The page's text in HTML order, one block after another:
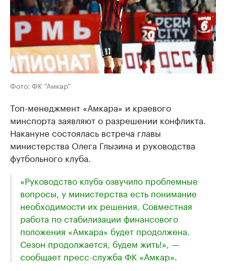
Фото: ФК "Амкар"
Топ-менеджмент «Амкара» и краевого
минспорта заявляют о разрешении конфликта.
Накануне состоялась встреча главы
министерства Олега Глызина и руководства
футбольного клуба.
«Руководство клуба озвучило проблемные
вопросы, у министерства есть понимание
необходимости их решения. Совместная
работа по стабилизации финансового
положения «Амкара» будет продолжена.
Сезон продолжается, будем жить!», —
сообщает пресс-служба ФК «Амкар».